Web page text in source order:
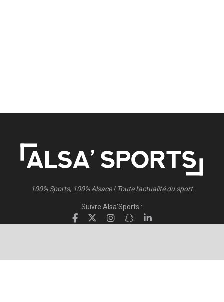
100% Sports, 100% Alsace ! Toute l'actualité du sport
Suivre Alsa'Sports :